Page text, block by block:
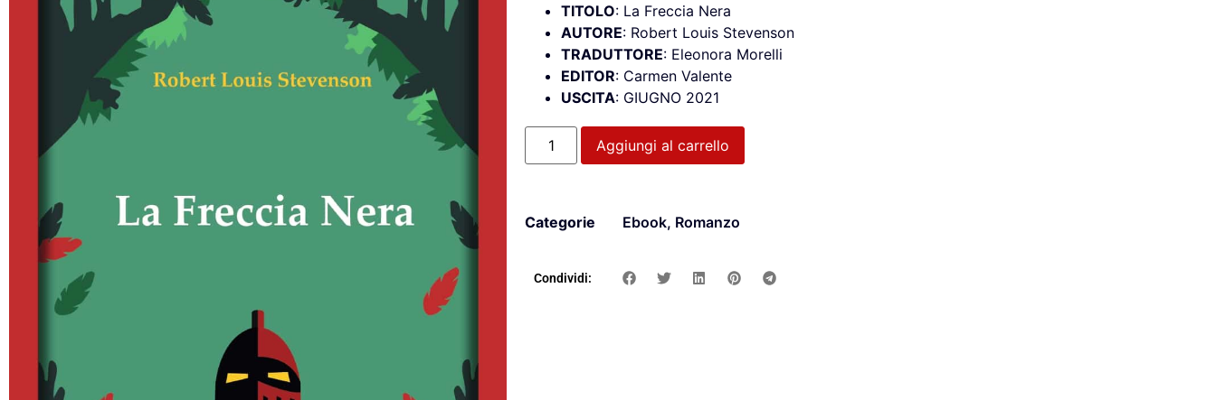
TITOLO: La Freccia Nera
AUTORE: Robert Louis Stevenson
TRADUTTORE: Eleonora Morelli
EDITOR: Carmen Valente
USCITA: GIUGNO 2021
Aggiungi al carrello
Categorie Ebook, Romanzo
Condividi: